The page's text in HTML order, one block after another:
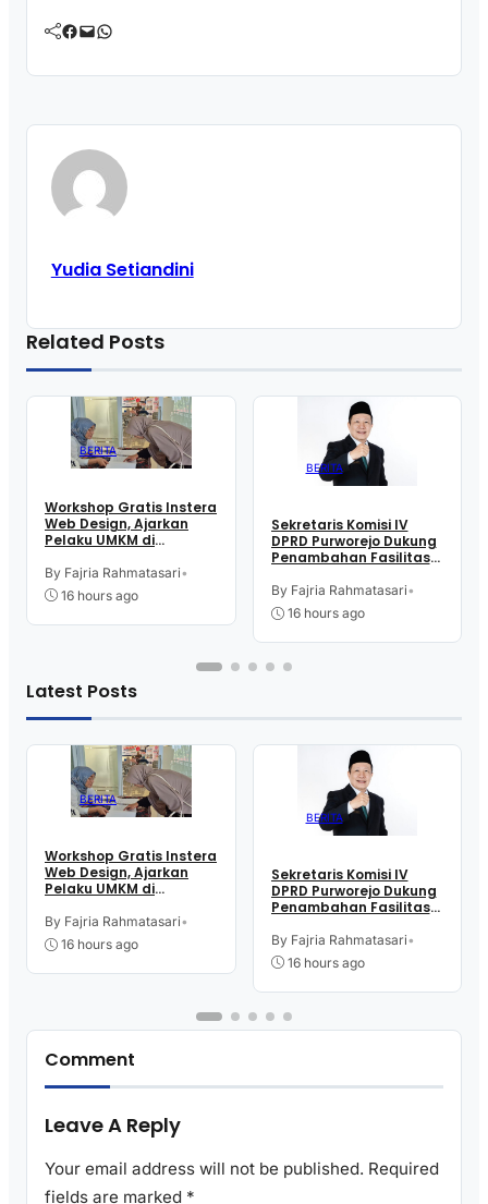
Facebook Mail WhatsApp
Yudia Setiandini
Related Posts
BERITA
Workshop Gratis Instera
Web Design, Ajarkan
Pelaku UMKM di
Teknologi Digital buat
Jualan
By Fajria Rahmatasari•
16 hours ago
BERITA
Sekretaris Komisi IV
DPRD Purworejo Dukung
Penambahan Fasilitas
Tjitrowardojo
By Fajria Rahmatasari•
16 hours ago
Latest Posts
BERITA
Workshop Gratis Instera
Web Design, Ajarkan
Pelaku UMKM di
Teknologi Digital buat
Jualan
By Fajria Rahmatasari•
16 hours ago
BERITA
Sekretaris Komisi IV
DPRD Purworejo Dukung
Penambahan Fasilitas
Tjitrowardojo
By Fajria Rahmatasari•
16 hours ago
Comment
Leave A Reply
Your email address will not be published. Required
fields are marked *